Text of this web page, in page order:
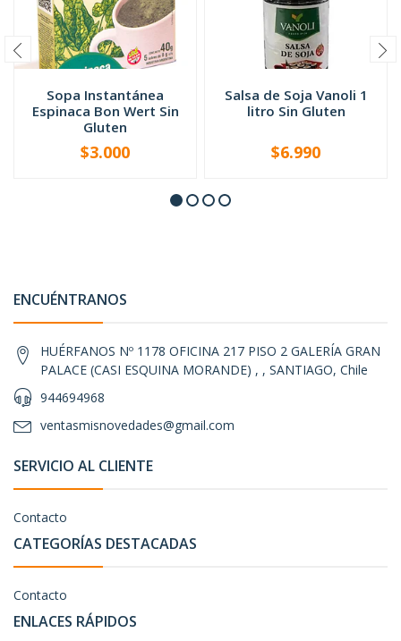
Sopa Instantánea
Espinaca Bon Wert Sin
Gluten
+
$3.000
Salsa de Soja Vanoli 1
litro Sin Gluten
+
$6.990
ENCUÉNTRANOS
HUÉRFANOS Nº 1178 OFICINA 217 PISO 2 GALERÍA GRAN
PALACE (CASI ESQUINA MORANDE) , , SANTIAGO, Chile
944694968
ventasmisnovedades@gmail.com
SERVICIO AL CLIENTE
Contacto
CATEGORÍAS DESTACADAS
Contacto
ENLACES RÁPIDOS